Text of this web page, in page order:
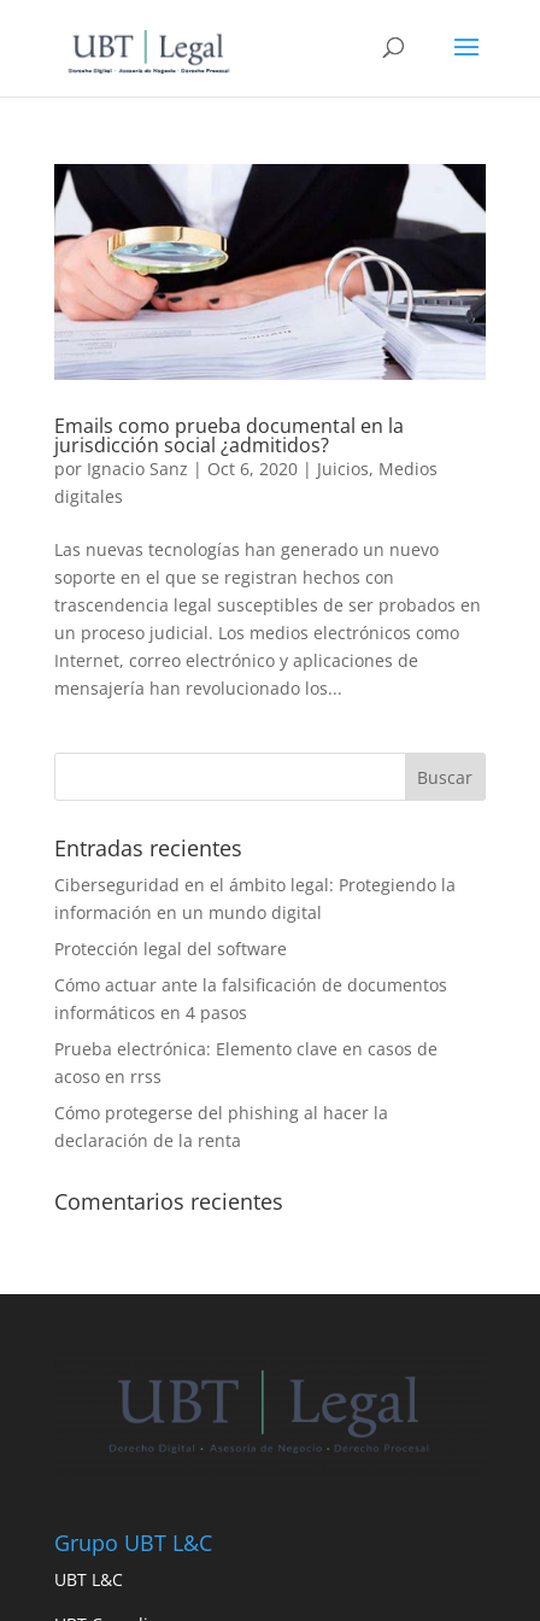
Emails como prueba documental en la
jurisdicción social ¿admitidos?
por Ignacio Sanz | Oct 6, 2020| Juicios, Medios
digitales
Las nuevas tecnologías han generado un nuevo
soporte en el que se registran hechos con
trascendencia legal susceptibles de ser probados en
un proceso judicial. Los medios electrónicos como
Internet, correo electrónico y aplicaciones de
mensajería han revolucionado los...
Entradas recientes
Ciberseguridad en el ámbito legal: Protegiendo la
información en un mundo digital
Protección legal del software
Cómo actuar ante la falsificación de documentos
informáticos en 4 pasos
Prueba electrónica: Elemento clave en casos de
acoso en rrss
Cómo protegerse del phishing al hacer la
declaración de la renta
Comentarios recientes
Grupo UBT L&C
UBT L&C